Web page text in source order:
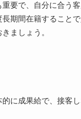
要で、自分に合う
期間在籍すること
ましょう。
に成果給で、接客